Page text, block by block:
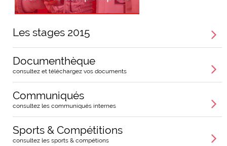
Les stages 2015
Documenthèque
consultez et téléchargez vos documents
Communiqués
consultez les communiqués internes
Sports & Compétitions
consultez les sports & compétions